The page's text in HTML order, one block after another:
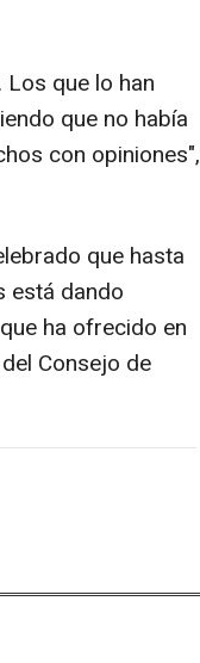
que lo han
que no había
con opiniones",
que hasta
está dando
ha ofrecido en
Consejo de